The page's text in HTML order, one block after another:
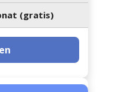
(gratis)